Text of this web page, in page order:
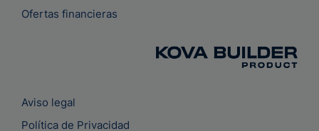
Ofertas financieras
Aviso legal
Política de Privacidad